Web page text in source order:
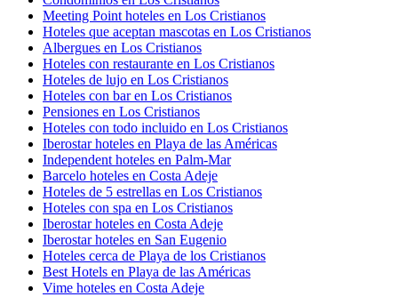
Meeting Point hoteles en Los Cristianos
Hoteles que aceptan mascotas en Los Cristianos
Albergues en Los Cristianos
Hoteles con restaurante en Los Cristianos
Hoteles de lujo en Los Cristianos
Hoteles con bar en Los Cristianos
Pensiones en Los Cristianos
Hoteles con todo incluido en Los Cristianos
Iberostar hoteles en Playa de las Américas
Independent hoteles en Palm-Mar
Barcelo hoteles en Costa Adeje
Hoteles de 5 estrellas en Los Cristianos
Hoteles con spa en Los Cristianos
Iberostar hoteles en Costa Adeje
Iberostar hoteles en San Eugenio
Hoteles cerca de Playa de los Cristianos
Best Hotels en Playa de las Américas
Vime hoteles en Costa Adeje